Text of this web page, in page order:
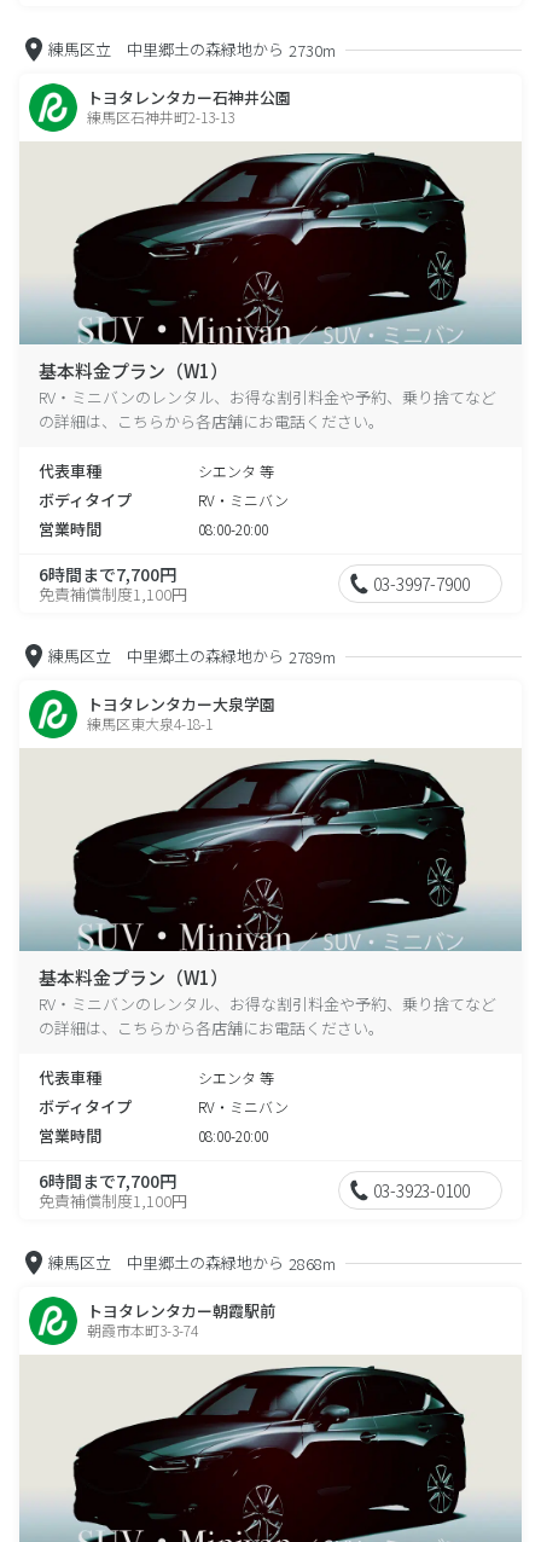
練馬区立 中里郷土の森緑地から 2730m
トヨタレンタカー石神井公園
練馬区石神井町2-13-13
基本料金プラン（W1）
RV・ミニバンのレンタル、お得な割引料金や予約、乗り捨てなど
の詳細は、こちらから各店舗にお電話ください。
代表車種 シエンタ 等
ボディタイプ RV・ミニバン
営業時間 08:00-20:00
6時間まで7,700円
免責補償制度1,100円 03-3997-7900
練馬区立 中里郷土の森緑地から 2789m
トヨタレンタカー大泉学園
練馬区東大泉4-18-1
基本料金プラン（W1）
RV・ミニバンのレンタル、お得な割引料金や予約、乗り捨てなど
の詳細は、こちらから各店舗にお電話ください。
代表車種 シエンタ 等
ボディタイプ RV・ミニバン
営業時間 08:00-20:00
6時間まで7,700円
免責補償制度1,100円 03-3923-0100
練馬区立 中里郷土の森緑地から 2868m
トヨタレンタカー朝霞駅前
朝霞市本町3-3-74